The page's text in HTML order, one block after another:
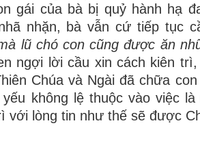
gái của bà bị quỷ hành hạ
nhặn, bà vẫn cứ tiếp tục
lũ chó con cũng được ăn
ngợi lời cầu xin cách kiên
Chúa và Ngài đã chữa
không lệ thuộc vào việc
với lòng tin như thế sẽ được